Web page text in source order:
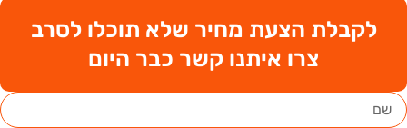
לקבלת הצעת מחיר שלא תוכלו לסרב
צרו איתנו קשר כבר היום